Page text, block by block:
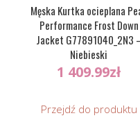
Męska Kurtka ocieplana
Performance Frost Down
Jacket G77891040_2N3
Niebieski
1 409.99zł
Przejdź do produktu